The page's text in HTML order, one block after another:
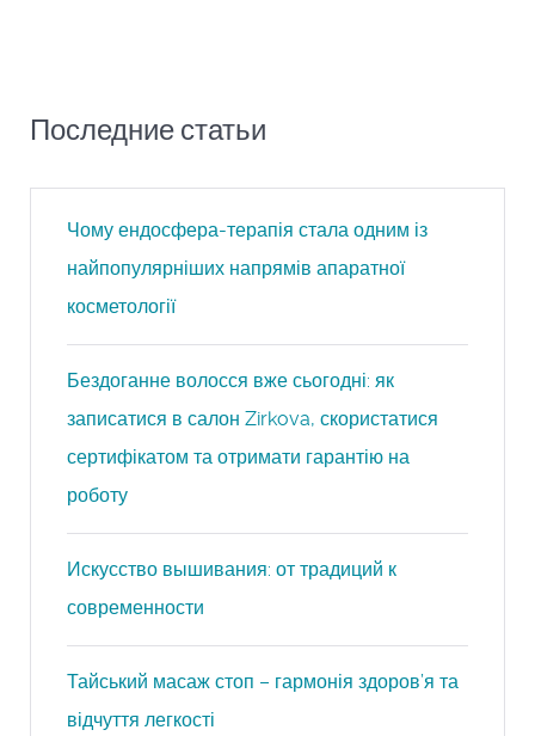
Последние статьи
Чому ендосфера-терапія стала одним із
найпопулярніших напрямів апаратної
косметології
Бездоганне волосся вже сьогодні: як
записатися в салон Zirkova, скористатися
сертифікатом та отримати гарантію на
роботу
Искусство вышивания: от традиций к
современности
Тайський масаж стоп – гармонія здоров’я та
відчуття легкості